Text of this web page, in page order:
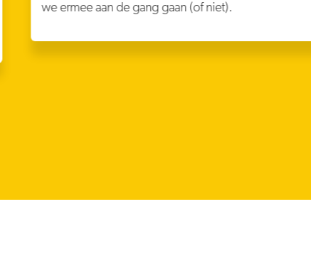
we ermee aan de gang gaan (of niet).